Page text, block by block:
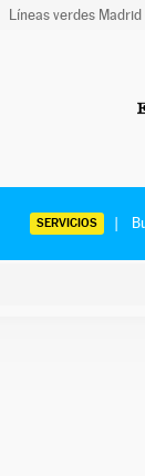
Líneas verdes Madrid
SERVICIOS